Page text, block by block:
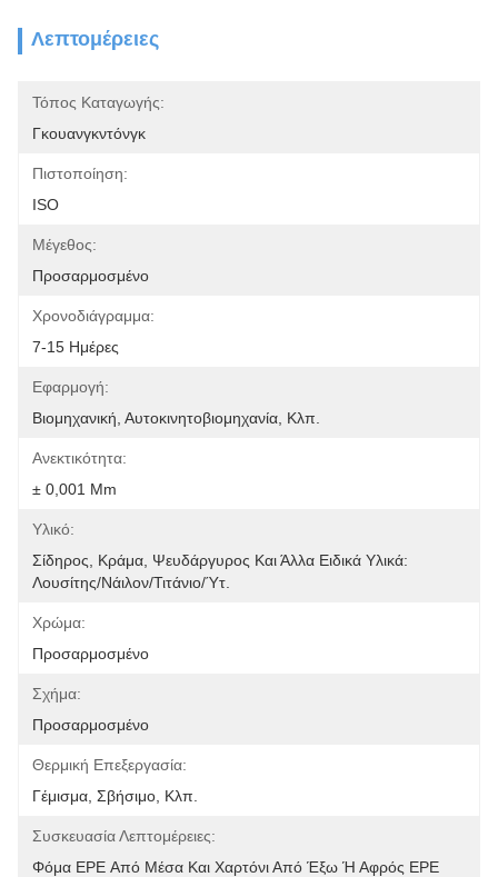
Λεπτομέρειες
Τόπος Καταγωγής:
Γκουανγκντόνγκ
Πιστοποίηση:
ISO
Μέγεθος:
Προσαρμοσμένο
Χρονοδιάγραμμα:
7-15 Ημέρες
Εφαρμογή:
Βιομηχανική, Αυτοκινητοβιομηχανία, Κλπ.
Ανεκτικότητα:
± 0,001 Mm
Υλικό:
Σίδηρος, Κράμα, Ψευδάργυρος Και Άλλα Ειδικά Υλικά:
Λουσίτης/Νάιλον/τιτάνιο/ύτ.
Χρώμα:
Προσαρμοσμένο
Σχήμα:
Προσαρμοσμένο
Θερμική Επεξεργασία:
Γέμισμα, Σβήσιμο, Κλπ.
Συσκευασία Λεπτομέρειες:
Φόμα EPE Από Μέσα Και Χαρτόνι Από Έξω Ή Αφρός EPE